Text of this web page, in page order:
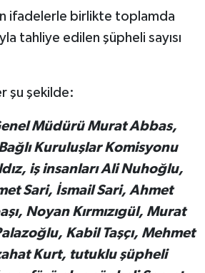
ifadelerle birlikte toplamda
tahliye edilen şüpheli sayısı
şu şekilde:
Müdürü Murat Abbas,
Kuruluşlar Komisyonu
iş insanları Ali Nuhoğlu,
Sari, İsmail Sari, Ahmet
Noyan Kırmızıgül, Murat
Kabil Taşçı, Mehmet
Kurt, tutuklu şüpheli